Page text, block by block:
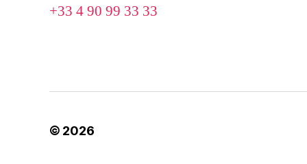
+33 4 90 99 33 33
© 2026